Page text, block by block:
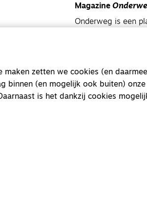
Magazine
Onderweg is een
Kvk-nummer
NL46 INGB 0117
zetten we cookies (en
binnen (en mogelijk ook buiten)
is het dankzij cookies